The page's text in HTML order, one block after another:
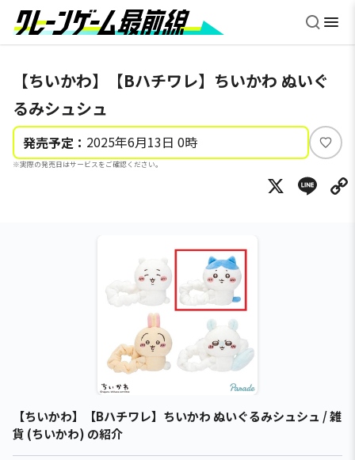
【ちいかわ】【Bハチワレ】ちいかわ ぬいぐ
るみシュシュ
発売予定： 2025年6月13日 0時
※実際の発売日はサービスをご確認ください。
い
ね
X
【ちいかわ】【Bハチワレ】ちいかわ ぬいぐるみシュシュ / 雑
貨 (ちいかわ) の紹介